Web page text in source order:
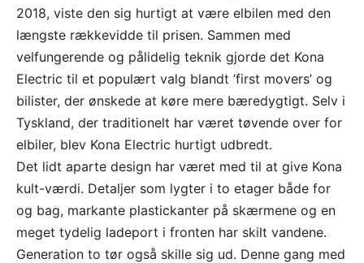
2018, viste den sig hurtigt at være elbilen med den
længste rækkevidde til prisen. Sammen med
velfungerende og pålidelig teknik gjorde det Kona
Electric til et populært valg blandt ’first movers’ og
bilister, der ønskede at køre mere bæredygtigt. Selv i
Tyskland, der traditionelt har været tøvende over for
elbiler, blev Kona Electric hurtigt udbredt.
Det lidt aparte design har været med til at give Kona
kult-værdi. Detaljer som lygter i to etager både for
og bag, markante plastickanter på skærmene og en
meget tydelig ladeport i fronten har skilt vandene.
Generation to tør også skille sig ud. Denne gang med